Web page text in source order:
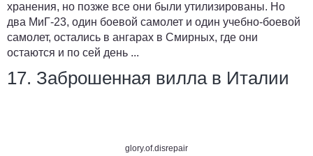
хранения, но позже все они были утилизированы. Но
два МиГ-23, один боевой самолет и один учебно-боевой
самолет, остались в ангарах в Смирных, где они
остаются и по сей день ...
17. Заброшенная вилла в Италии
glory.of.disrepair